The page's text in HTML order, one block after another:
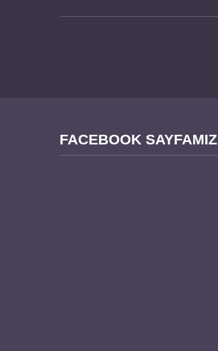
FACEBOOK SAYFAMIZ